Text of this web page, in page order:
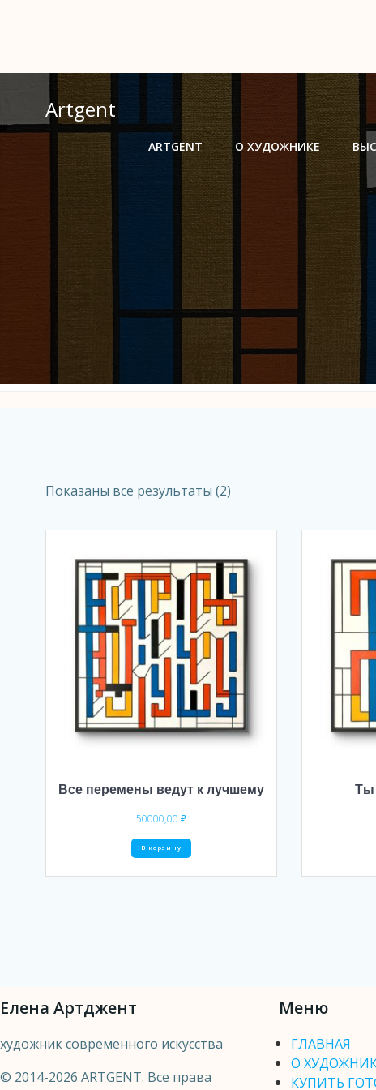
к
содержимому
Artgent
ARTGENT О ХУДОЖНИКЕ
Показаны все результаты (2)
Все перемены ведут к лучшему
50000,00 ₽
В корзину
Ты
Елена Артджент
художник современного искусства
© 2014-2026 ARTGENT. Все права
Меню
ГЛАВНАЯ
О
КУПИТЬ